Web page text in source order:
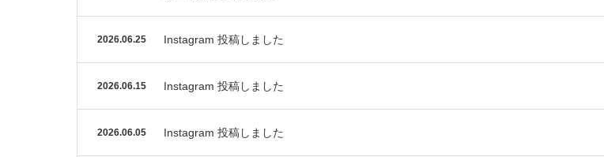
2026.06.25 Instagram 投稿しました
2026.06.15 Instagram 投稿しました
2026.06.05 Instagram 投稿しました